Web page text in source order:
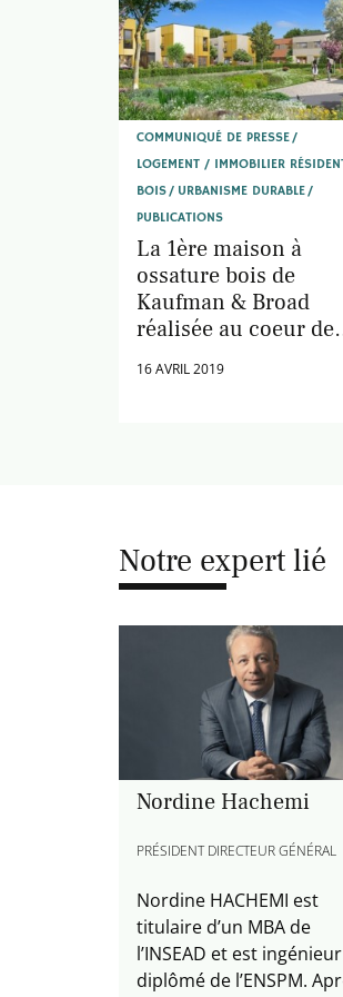
COMMUNIQUÉ DE PRESSE
LOGEMENT / IMMOBILIER
BOIS
URBANISME DURABLE
PUBLICATIONS
La 1ère maison à
ossature bois de
Kaufman & Broad
réalisée au coeur de
Sycomore à Bussy-
16 AVRIL 2019
Notre expert lié
Nordine Hachemi
PRÉSIDENT DIRECTEUR GÉNÉRAL
Nordine HACHEMI est
titulaire d’un MBA de
l’INSEAD et est ingénieur
diplômé de l’ENSPM.